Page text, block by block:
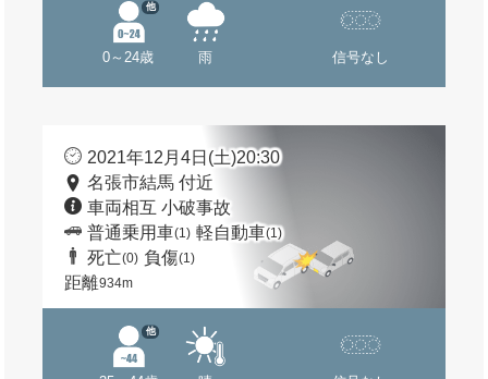
0～24歳
他
雨 信号なし
2021年12月4日(土)20:30
名張市結馬 付近
車両相互 小破事故
普通乗用車(1) 軽自動車(1)
死亡(0) 負傷(1)
距離934m
他